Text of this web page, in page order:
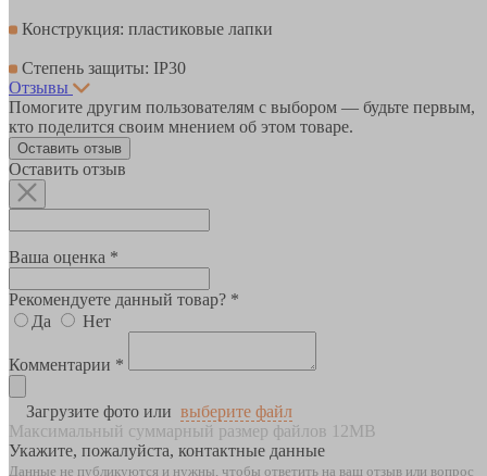
Конструкция: пластиковые лапки
Степень защиты: IP30
Отзывы
Помогите другим пользователям с выбором — будьте первым,
кто поделится своим мнением об этом товаре.
Оставить отзыв
Оставить отзыв
Ваша оценка *
Рекомендуете данный товар? *
Да
Нет
Комментарии *
Загрузите фото или выберите файл
Максимальный суммарный размер файлов 12MB
Укажите, пожалуйста, контактные данные
Данные не публикуются и нужны, чтобы ответить на ваш отзыв или вопрос